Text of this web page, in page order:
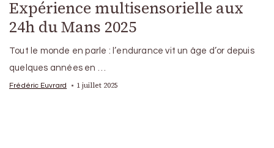
Expérience multisensorielle aux
24h du Mans 2025
Tout le monde en parle : l’endurance vit un âge d’or depuis
quelques années en …
Frédéric Euvrard 1 juillet 2025